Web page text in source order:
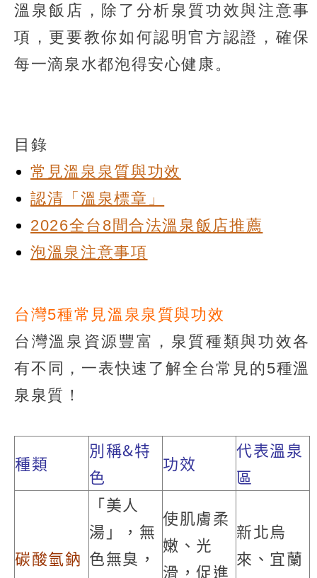
溫泉飯店，除了分析泉質功效與注意事
項，更要教你如何認明官方認證，確保
每一滴泉水都泡得安心健康。
目錄
常見溫泉泉質與功效
認清「溫泉標章」
2026全台8間合法溫泉飯店推薦
泡溫泉注意事項
台灣5種常見溫泉泉質與功效
台灣溫泉資源豐富，泉質種類與功效各
有不同，一表快速了解全台常見的5種溫
泉泉質！
種類
別稱&特
色
功效
代表溫泉
區
碳酸氫鈉
「美人
湯」，無
色無臭，
使肌膚柔
嫩、光
滑，促進
新北烏
來、宜蘭